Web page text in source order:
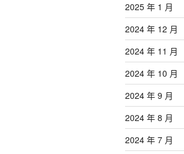
2025 年 1 月
2024 年 12 月
2024 年 11 月
2024 年 10 月
2024 年 9 月
2024 年 8 月
2024 年 7 月